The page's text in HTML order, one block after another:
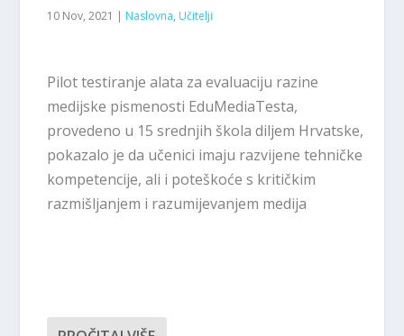
10 Nov, 2021 | Naslovna, Učitelji
Pilot testiranje alata za evaluaciju razine
medijske pismenosti EduMediaTesta,
provedeno u 15 srednjih škola diljem Hrvatske,
pokazalo je da učenici imaju razvijene tehničke
kompetencije, ali i poteškoće s kritičkim
razmišljanjem i razumijevanjem medija